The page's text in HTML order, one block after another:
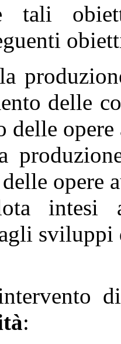
tali
delle
delle
opere
intesi
sviluppi
: